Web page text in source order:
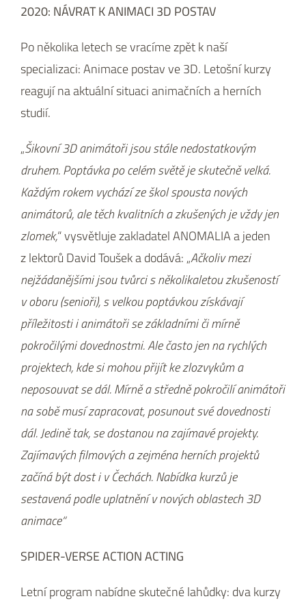
2020: NÁVRAT K ANIMACI 3D POSTAV
Po několika letech se vracíme zpět k naší
specializaci: Animace postav ve 3D. Letošní kurzy
reagují na aktuální situaci animačních a herních
studií.
„Šikovní 3D animátoři jsou stále nedostatkovým
druhem. Poptávka po celém světě je skutečně velká.
Každým rokem vychází ze škol spousta nových
animátorů, ale těch kvalitních a zkušených je vždy jen
zlomek,“ vysvětluje zakladatel ANOMALIA a jeden
z lektorů David Toušek a dodává: „Ačkoliv mezi
nejžádanějšími jsou tvůrci s několikaletou zkušeností
v oboru (senioři), s velkou poptávkou získávají
příležitosti i animátoři se základními či mírně
pokročilými dovednostmi. Ale často jen na rychlých
projektech, kde si mohou přijít ke zlozvykům a
neposouvat se dál. Mírně a středně pokročilí animátoři
na sobě musí zapracovat, posunout své dovednosti
dál. Jedině tak, se dostanou na zajímavé projekty.
Zajímavých filmových a zejména herních projektů
začíná být dost i v Čechách. Nabídka kurzů je
sestavená podle uplatnění v nových oblastech 3D
animace“
SPIDER-VERSE ACTION ACTING
Letní program nabídne skutečné lahůdky: dva kurzy